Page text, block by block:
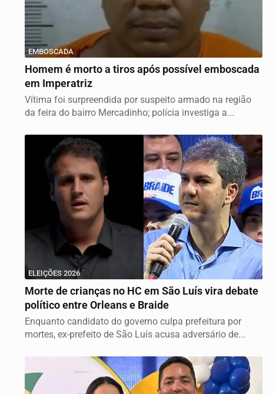
EMBOSCADA
Homem é morto a tiros após possível emboscada
em Imperatriz
Vítima foi surpreendida por suspeito armado na região
da feira do bairro Mercadinho; polícia investiga a...
ELEIÇÕES 2026
Morte de crianças no HC em São Luís vira debate
político entre Orleans e Braide
Enquanto candidato do governo culpa prefeitura por
mortes, ex-prefeito de São Luís acusa adversário de...